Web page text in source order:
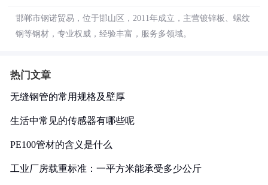
邯郸市钢诺贸易，位于邯山区，2011年成立，主营镀锌板、螺纹
钢等钢材，专业权威，经验丰富，服务多领域。
热门文章
无缝钢管的常用规格及壁厚
生活中常见的传感器有哪些呢
PE100管材的含义是什么
工业厂房载重标准：一平方米能承受多少公斤